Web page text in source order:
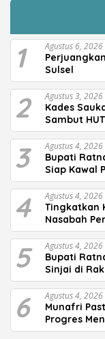
1 Agustus 6, 2026
Sulsel
2 Agustus 3, 2026
Kades
Sambut
3 Agustus 4, 2026
Bupati
Siap Kawal
4 Agustus 4, 2026
Tingkatkan
Nasabah
5 Agustus 4, 2026
Bupati
Sinjai di
6 Agustus 4, 2026
Munafri
Progres